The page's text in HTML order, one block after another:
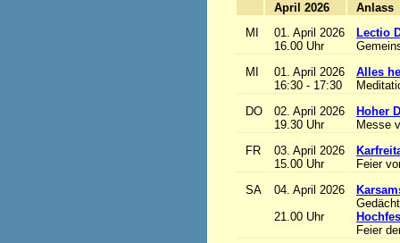
April 2026
MI
01. April 2026
16.00 Uhr
Lectio
MI
01. April 2026
16:30 - 17:30
Alles
DO
02. April 2026
19.30 Uhr
Hoher
Messe
FR
03. April 2026
15.00 Uhr
Feier
SA
04. April 2026
21.00 Uhr
Feier